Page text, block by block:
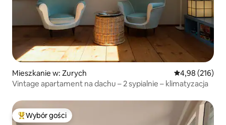
Mieszkanie w: Zurych Średnia
4,98 (216)
Vintage apartament na dachu – 2 sypialnie – klimatyzacja
Najpopularniejsze z kategorii Wybór gości
Wybór gości